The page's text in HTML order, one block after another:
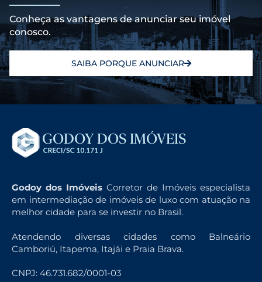
Conheça as vantagens de anunciar seu imóvel
conosco.
SAIBA PORQUE ANUNCIAR
Godoy dos Imóveis Corretor de Imóveis especialista
em intermediação de imóveis de luxo com atuação na
melhor cidade para se investir no Brasil.
Atendendo diversas cidades como Balneário
Camboriú, Itapema, Itajái e Praia Brava.
CNPJ: 46.731.682/0001-03